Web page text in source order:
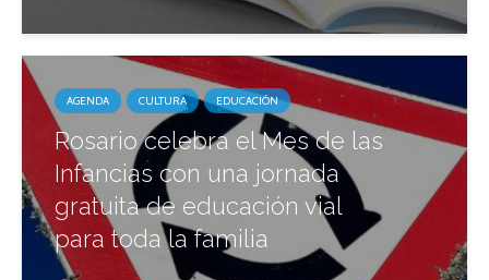
AGENDA CULTURA EDUCACIÓN
Rosario celebra el Mes de las
Infancias con una jornada
gratuita de educación vial
para toda la familia